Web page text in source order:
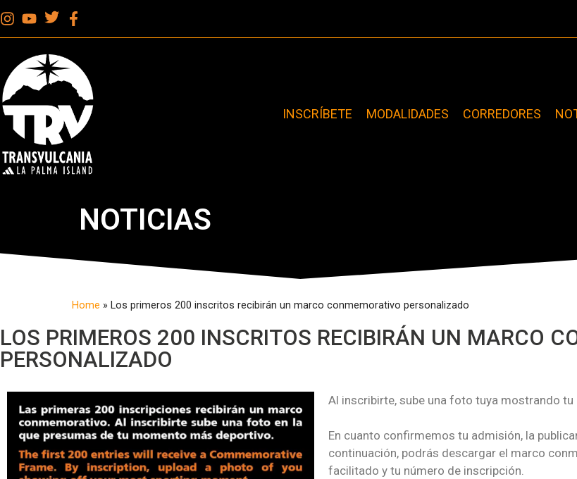
INSCRÍBETE MODALIDADES CORREDORES
NOTICIAS
Home » Los primeros 200 inscritos recibirán un marco conmemorativo personalizado
LOS PRIMEROS 200 INSCRITOS RECIBIRÁN UN MARCO
PERSONALIZADO
Al inscribirte, sube una foto tuya mostrando
En cuanto confirmemos tu admisión, la
continuación, podrás descargar el marco
facilitado y tu número de inscripción.